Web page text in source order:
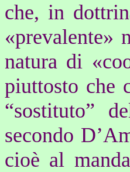
che, in
«prevalente»
natura di
piuttosto che
“sostituto”
secondo
cioè al